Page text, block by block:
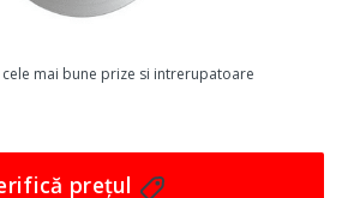
este ușor de instalat, cu un tip de
Priză.
dumneavoastră, această priză
din sticla aurie este o alegere
mai bune prize si intrerupatoare
prețul